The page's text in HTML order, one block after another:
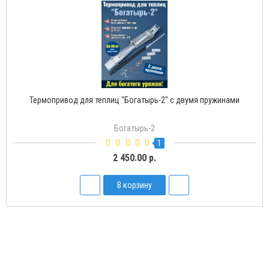
Термопривод для теплиц "Богатырь-2" с двумя пружинами
Богатырь-2
1
2 450.00 р.
В корзину